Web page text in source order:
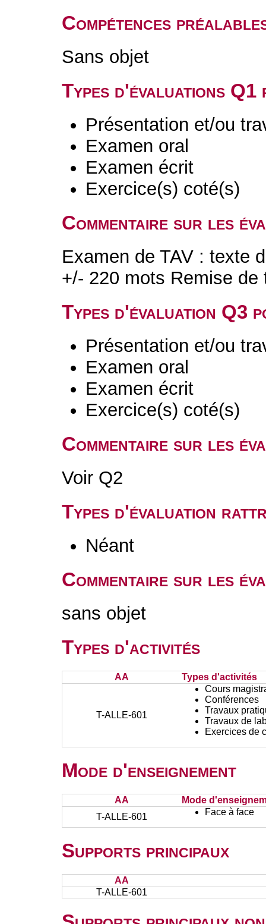
Compétences
Sans objet
Types d'évaluations
Présentation et/ou
Examen oral
Examen écrit
Exercice(s) coté(s)
Commentaire sur les
Examen de TAV : texte
+/- 220 mots Remise
Types d'évaluation Q3
Présentation et/ou
Examen oral
Examen écrit
Exercice(s) coté(s)
Commentaire sur les
Voir Q2
Types d'évaluation
Néant
Commentaire sur les
sans objet
Types d'activités
AA Types d'activités
T-ALLE-601
Cours
Conférences
Travaux
Travaux de
Exercices de
Mode d'enseignement
AA
Mode
T-ALLE-601
Face à face
Supports principaux
AA
T-ALLE-601